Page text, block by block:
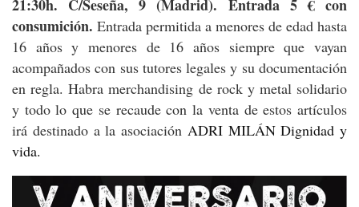
21:30h. C/Seseña, 9 (Madrid). Entrada 5 € con
consumición. Entrada permitida a menores de edad hasta
16 años y menores de 16 años siempre que vayan
acompañados con sus tutores legales y su documentación
en regla. Habra merchandising de rock y metal solidario
y todo lo que se recaude con la venta de estos artículos
irá destinado a la asociación ADRI MILÁN Dignidad y
vida.